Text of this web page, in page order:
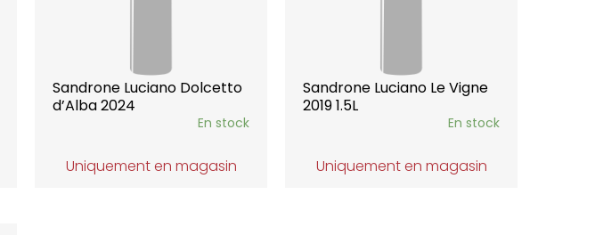
Sandrone Luciano Dolcetto
d’Alba 2024
En stock
Uniquement en magasin
Sandrone Luciano Le Vigne
2019 1.5L
En stock
Uniquement en magasin